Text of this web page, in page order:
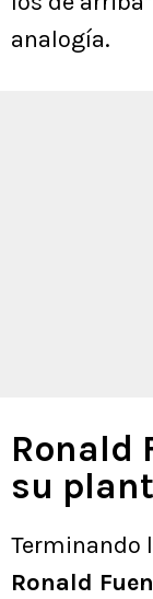
analogía.
Ronald
su
Terminando
Ronald